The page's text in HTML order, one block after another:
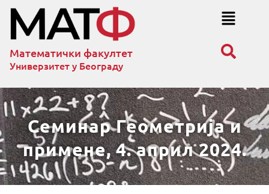
Математички факултет
Универзитет у Београду
Семинар Геометрија и
примене, 4. април 2024.